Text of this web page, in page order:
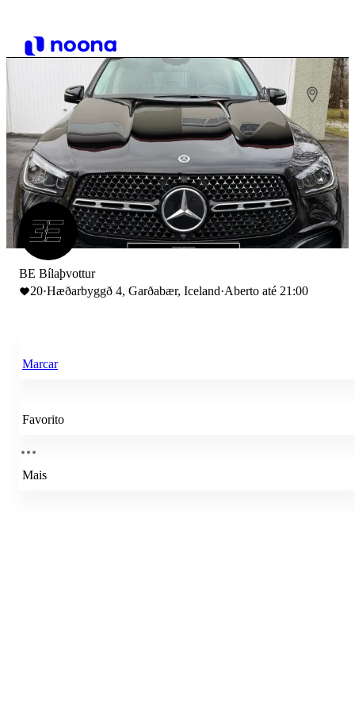
BE Bílaþvottur
20·Hæðarbyggð 4, Garðabær, Iceland·Aberto até 21:00
Marcar
Favorito
Mais